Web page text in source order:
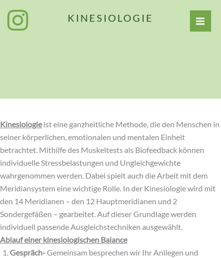
Inhalt
springen
KINESIOLOGIE
Kinesiologieist eine ganzheitliche Methode, die den Menschen in
seiner körperlichen, emotionalen und mentalen Einheit
betrachtet. Mithilfe des Muskeltests als Biofeedback können
individuelle Stressbelastungen und Ungleichgewichte
wahrgenommen werden. Dabei spielt auch die Arbeit mit dem
Meridiansystem eine wichtige Rolle. In der Kinesiologie wird mit
den 14 Meridianen – den 12 Hauptmeridianen und 2
Sondergefäßen – gearbeitet. Auf dieser Grundlage werden
individuell passende Ausgleichstechniken ausgewählt.
Ablauf einer kinesiologischen Balance
Gespräch-Gemeinsam besprechen wir Ihr Anliegen und